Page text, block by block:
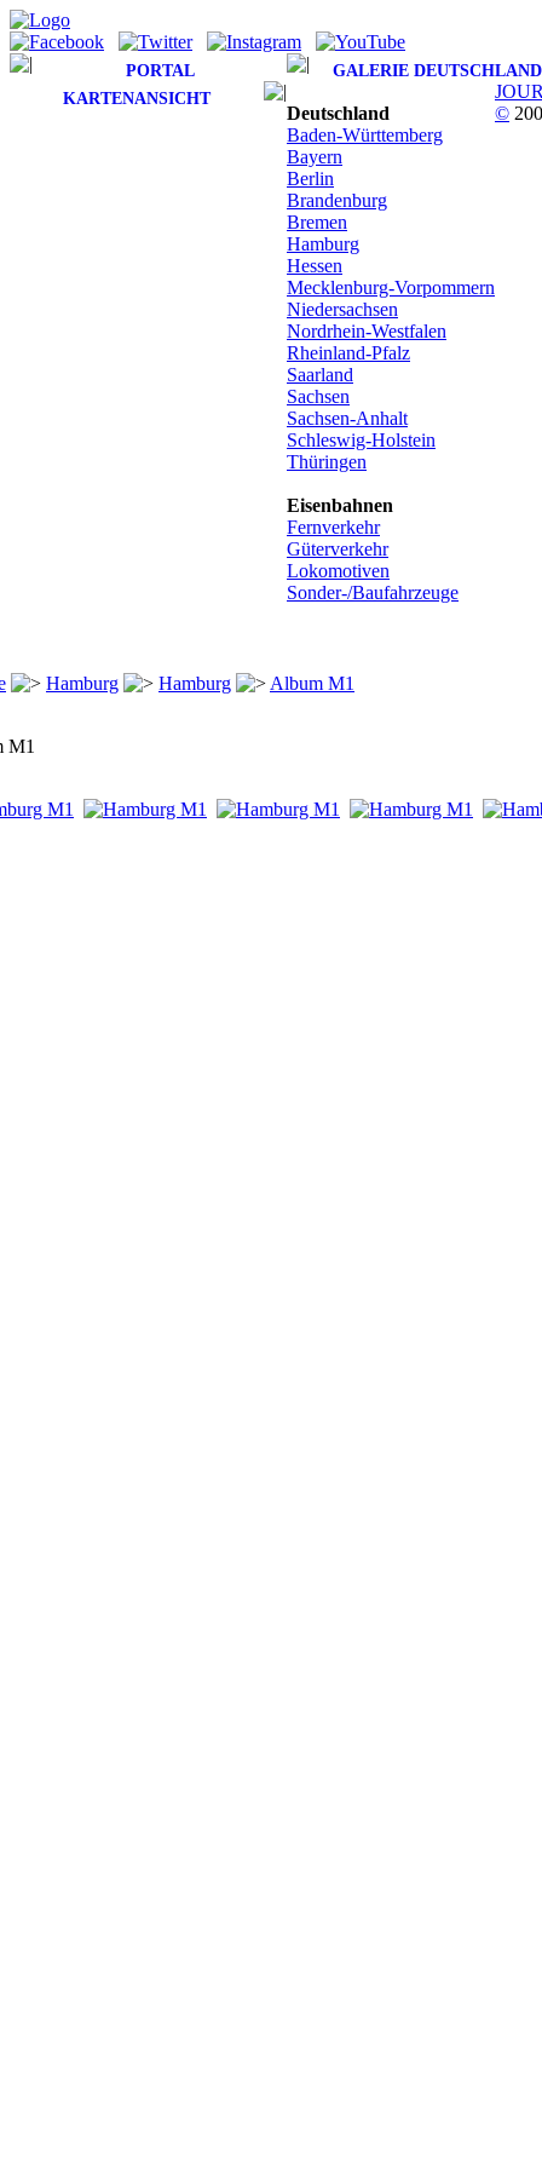
PORTAL
GALERIE DEUTSCHLAND
KARTENANSICHT
Deutschland
Baden-Württemberg
Bayern
Berlin
Brandenburg
Bremen
Hamburg
Hessen
Mecklenburg-Vorpommern
Niedersachsen
Nordrhein-Westfalen
Rheinland-Pfalz
Saarland
Sachsen
Sachsen-Anhalt
Schleswig-Holstein
Thüringen
Eisenbahnen
Fernverkehr
Güterverkehr
Lokomotiven
Sonder-/Baufahrzeuge
Hamburg Hamburg Album M1
M1
©